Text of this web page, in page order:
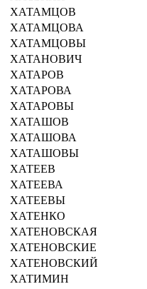
ХАТАМЦОВ
ХАТАМЦОВА
ХАТАМЦОВЫ
ХАТАНОВИЧ
ХАТАРОВ
ХАТАРОВА
ХАТАРОВЫ
ХАТАШОВ
ХАТАШОВА
ХАТАШОВЫ
ХАТЕЕВ
ХАТЕЕВА
ХАТЕЕВЫ
ХАТЕНКО
ХАТЕНОВСКАЯ
ХАТЕНОВСКИЕ
ХАТЕНОВСКИЙ
ХАТИМИН